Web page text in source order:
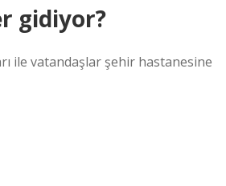
gidiyor?
ile vatandaşlar şehir hastanesine